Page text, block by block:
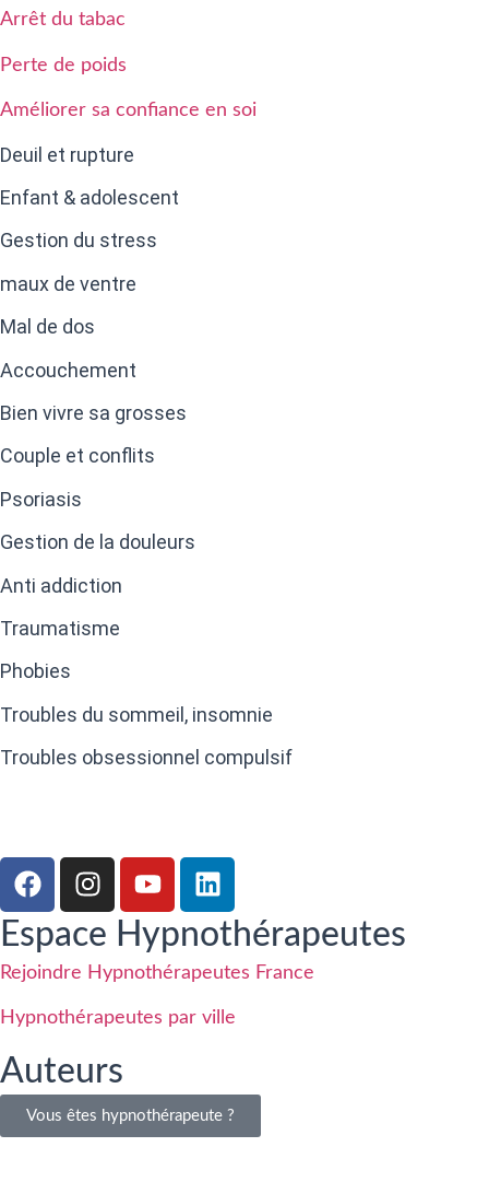
Arrêt du tabac
Perte de poids
Améliorer sa confiance en soi
Deuil et rupture
Enfant & adolescent
Gestion du stress
maux de ventre
Mal de dos
Accouchement
Bien vivre sa grosses
Couple et conflits
Psoriasis
Gestion de la douleurs
Anti addiction
Traumatisme
Phobies
Troubles du sommeil, insomnie
Troubles obsessionnel compulsif
Espace Hypnothérapeutes
Rejoindre Hypnothérapeutes France
Hypnothérapeutes par ville
Auteurs
Vous êtes hypnothérapeute ?